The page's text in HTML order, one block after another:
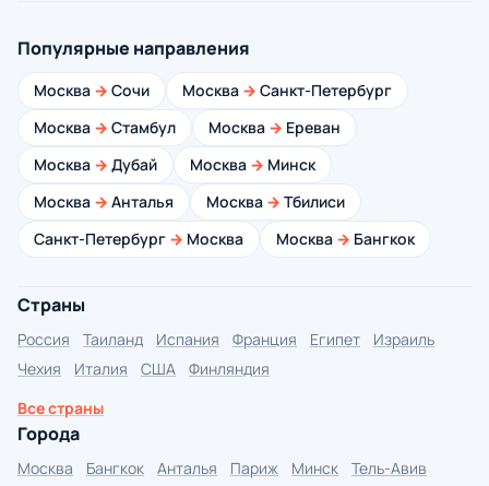
Популярные направления
Москва → Сочи Москва → Санкт-Петербург
Москва → Стамбул Москва → Ереван
Москва → Дубай Москва → Минск
Москва → Анталья Москва → Тбилиси
Санкт-Петербург → Москва Москва → Бангкок
Страны
Россия Таиланд Испания Франция Египет
Израиль
Чехия
Италия США
Финляндия
Все страны
Города
Москва Бангкок Анталья Париж Минск
Тель-Авив